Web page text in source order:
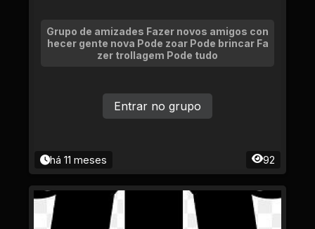
Grupo de amizades Fazer novos amigos con
hecer gente nova Pode zoar Pode brincar Fa
zer trollagem Pode tudo
há 11 meses 92
Entrar no grupo